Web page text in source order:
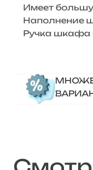
Имеет
Наполнение
Ручка шкафа